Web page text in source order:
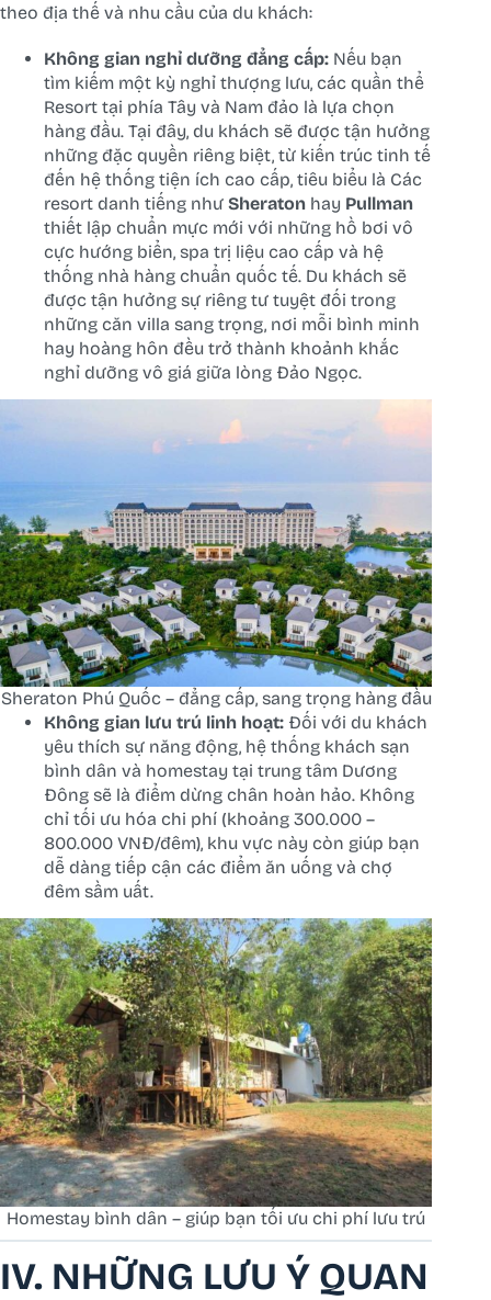
theo địa thế và nhu cầu của du khách:
Không gian nghỉ dưỡng đẳng cấp: Nếu bạn
tìm kiếm một kỳ nghỉ thượng lưu, các quần thể
Resort tại phía Tây và Nam đảo là lựa chọn
hàng đầu. Tại đây, du khách sẽ được tận hưởng
những đặc quyền riêng biệt, từ kiến trúc tinh tế
đến hệ thống tiện ích cao cấp, tiêu biểu là Các
resort danh tiếng như Sheraton hay Pullman
thiết lập chuẩn mực mới với những hồ bơi vô
cực hướng biển, spa trị liệu cao cấp và hệ
thống nhà hàng chuẩn quốc tế. Du khách sẽ
được tận hưởng sự riêng tư tuyệt đối trong
những căn villa sang trọng, nơi mỗi bình minh
hay hoàng hôn đều trở thành khoảnh khắc
nghỉ dưỡng vô giá giữa lòng Đảo Ngọc.
Sheraton Phú Quốc – đẳng cấp, sang trọng hàng đầu
Không gian lưu trú linh hoạt: Đối với du khách
yêu thích sự năng động, hệ thống khách sạn
bình dân và homestay tại trung tâm Dương
Đông sẽ là điểm dừng chân hoàn hảo. Không
chỉ tối ưu hóa chi phí (khoảng 300.000 –
800.000 VNĐ/đêm), khu vực này còn giúp bạn
dễ dàng tiếp cận các điểm ăn uống và chợ
đêm sầm uất.
Homestay bình dân – giúp bạn tối ưu chi phí lưu trú
IV. NHỮNG LƯU Ý QUAN